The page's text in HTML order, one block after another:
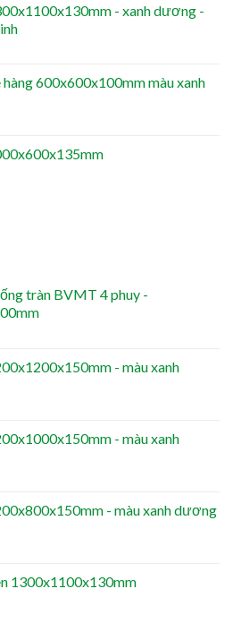
- xanh dương -
600x600x100mm màu xanh
tràn BVMT 4 phuy -
- màu xanh
- màu xanh
- màu xanh dương
1300x1100x130mm